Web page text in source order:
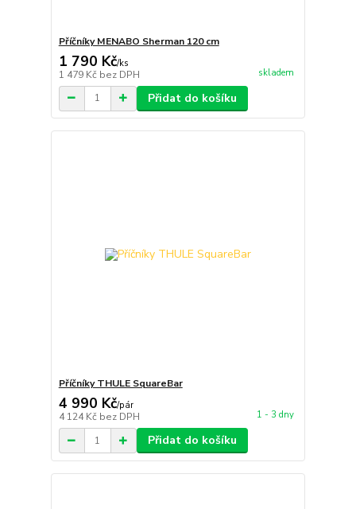
Příčníky MENABO Sherman 120 cm
1 790 Kč/ks
1 479 Kč bez DPH skladem
Přidat do košíku
Příčníky THULE SquareBar
4 990 Kč/pár
4 124 Kč bez DPH 1 - 3 dny
Přidat do košíku